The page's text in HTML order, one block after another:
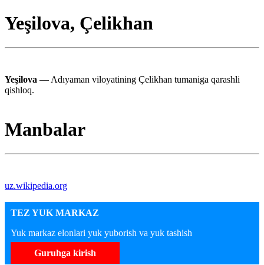
Yeşilova, Çelikhan
Yeşilova — Adıyaman viloyatining Çelikhan tumaniga qarashli
qishloq.
Manbalar
uz.wikipedia.org
TEZ YUK MARKAZ
Yuk markaz elonlari yuk yuborish va yuk tashish
Guruhga kirish